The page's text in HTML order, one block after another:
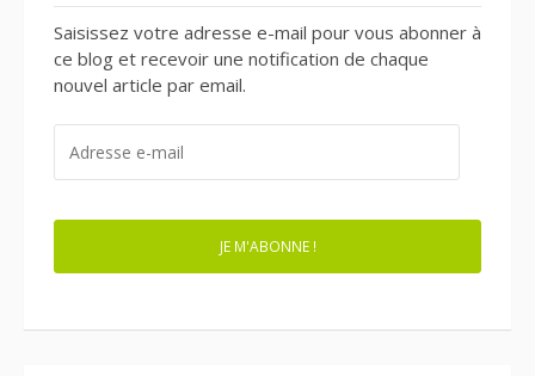
Saisissez votre adresse e-mail pour vous abonner à
ce blog et recevoir une notification de chaque
nouvel article par email.
MAIL
JE M'ABONNE !